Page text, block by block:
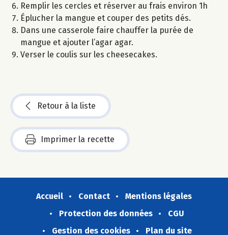
Remplir les cercles et réserver au frais environ 1h
Éplucher la mangue et couper des petits dés.
Dans une casserole faire chauffer la purée de
mangue et ajouter l’agar agar.
Verser le coulis sur les cheesecakes.
Retour à la liste
Imprimer la recette
Accueil Contact
Mentions légales
Protection des données
CGU
Gestion des cookies
Plan du site